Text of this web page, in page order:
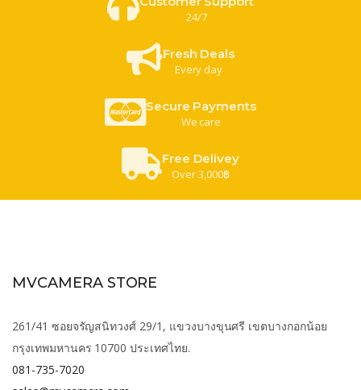
24/7
Fresh Deals
Every day
Secure Payments
We care
Free Delivey
Over 3,000฿
MVCAMERA STORE
261/41 ซอยจรัญสนิทวงศ์ 29/1, แขวงบางขุนศรี เขตบางกอกน้อย
กรุงเทพมหานคร 10700 ประเทศไทย.
081-735-7020